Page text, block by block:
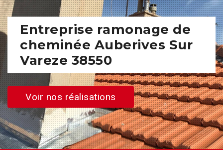
Entreprise ramonage de
cheminée Auberives Sur
Vareze 38550
Voir nos réalisations